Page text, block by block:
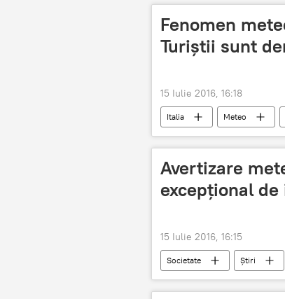
Fenomen
Turiștii sunt
15 Iulie 2016, 16:18
Italia Meteo
Avertizare
excepțional
15 Iulie 2016, 16:15
Societate Știri
incendii